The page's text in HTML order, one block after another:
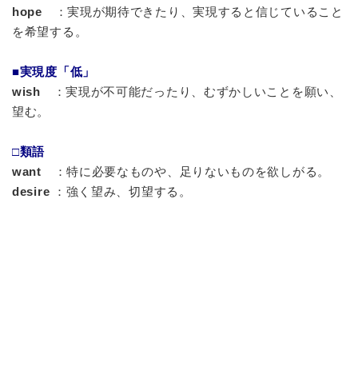
hope ：実現が期待できたり、実現すると信じていること
を希望する。
■実現度「低」
wish ：実現が不可能だったり、むずかしいことを願い、
望む。
□類語
want ：特に必要なものや、足りないものを欲しがる。
desire ：強く望み、切望する。